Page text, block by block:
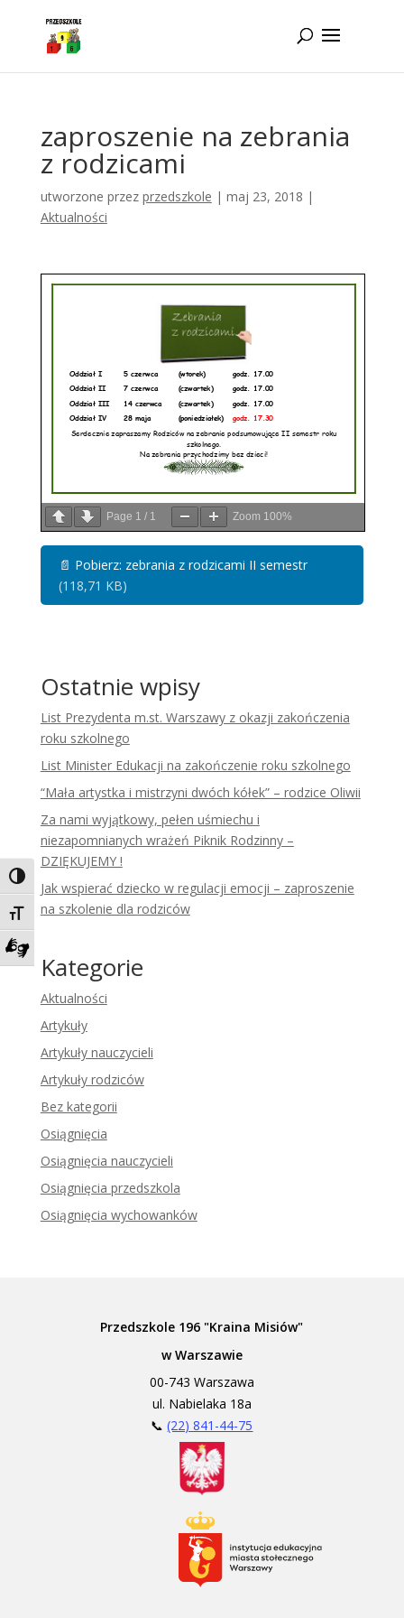
Toggle High Contrast
Toggle Font size
Zadzwoń do tłumacza języka migowego
zaproszenie na zebrania
z rodzicami
utworzone przez przedszkole | maj 23, 2018 |
Aktualności
Page 1 / 1 Zoom 100%
📄 Pobierz: zebrania z rodzicami II semestr
(118,71 KB)
Ostatnie wpisy
List Prezydenta m.st. Warszawy z okazji zakończenia
roku szkolnego
List Minister Edukacji na zakończenie roku szkolnego
“Mała artystka i mistrzyni dwóch kółek” – rodzice Oliwii
Za nami wyjątkowy, pełen uśmiechu i
niezapomnianych wrażeń Piknik Rodzinny –
DZIĘKUJEMY !
Jak wspierać dziecko w regulacji emocji – zaproszenie
na szkolenie dla rodziców
Kategorie
Aktualności
Artykuły
Artykuły nauczycieli
Artykuły rodziców
Bez kategorii
Osiągnięcia
Osiągnięcia nauczycieli
Osiągnięcia przedszkola
Osiągnięcia wychowanków
Przedszkole 196 "Kraina Misiów"
w Warszawie
00-743 Warszawa
ul. Nabielaka 18a
📞(22) 841-44-75